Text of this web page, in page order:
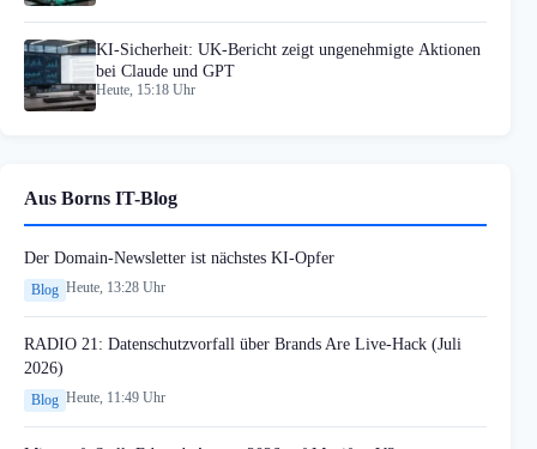
KI-Sicherheit: UK-Bericht zeigt ungenehmigte Aktionen
bei Claude und GPT
Heute, 15:18 Uhr
Aus Borns IT-Blog
Der Domain-Newsletter ist nächstes KI-Opfer
Blog Heute, 13:28 Uhr
RADIO 21: Datenschutzvorfall über Brands Are Live-Hack (Juli
2026)
Blog Heute, 11:49 Uhr